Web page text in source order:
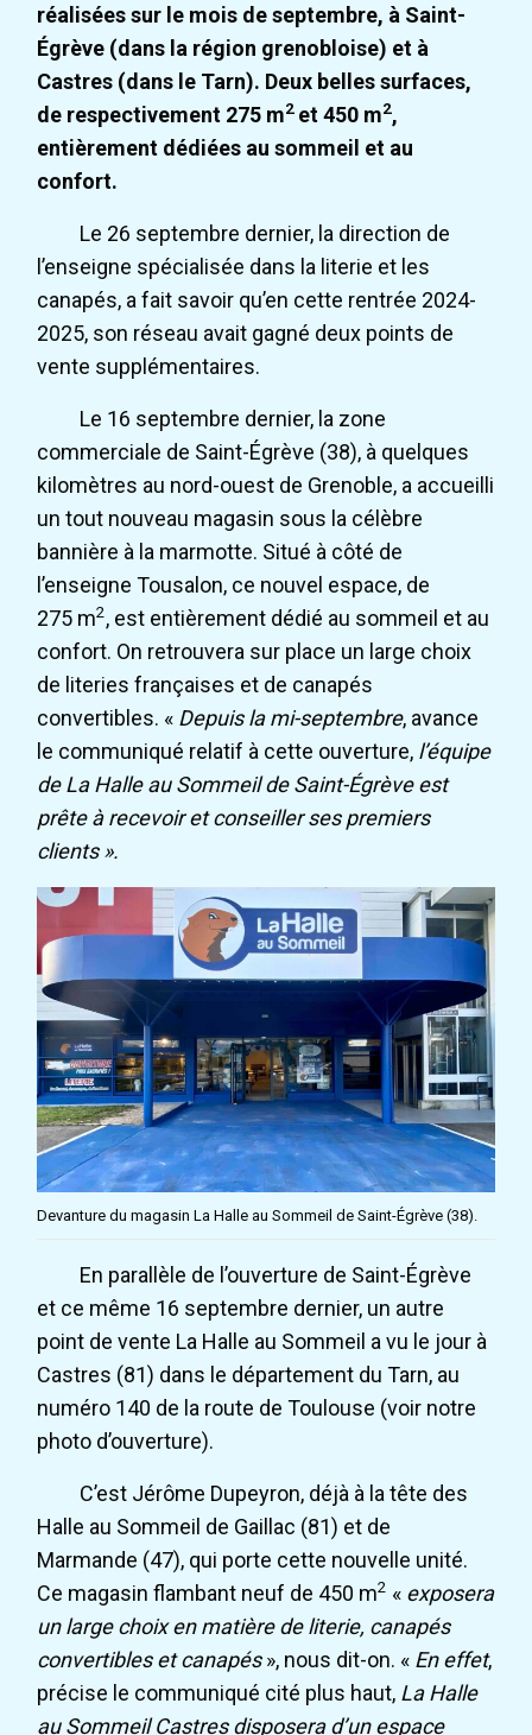
réalisées sur le mois de septembre, à Saint-
Égrève (dans la région grenobloise) et à
Castres (dans le Tarn). Deux belles surfaces,
de respectivement 275 m2 et 450 m2,
entièrement dédiées au sommeil et au
confort.
Le 26 septembre dernier, la direction de
l’enseigne spécialisée dans la literie et les
canapés, a fait savoir qu’en cette rentrée 2024-
2025, son réseau avait gagné deux points de
vente supplémentaires.
Le 16 septembre dernier, la zone
commerciale de Saint-Égrève (38), à quelques
kilomètres au nord-ouest de Grenoble, a accueilli
un tout nouveau magasin sous la célèbre
bannière à la marmotte. Situé à côté de
l’enseigne Tousalon, ce nouvel espace, de
275 m2, est entièrement dédié au sommeil et au
confort. On retrouvera sur place un large choix
de literies françaises et de canapés
convertibles. « Depuis la mi-septembre, avance
le communiqué relatif à cette ouverture, l’équipe
de La Halle au Sommeil de Saint-Égrève est
prête à recevoir et conseiller ses premiers
clients ».
Devanture du magasin La Halle au Sommeil de Saint-Égrève (38).
En parallèle de l’ouverture de Saint-Égrève
et ce même 16 septembre dernier, un autre
point de vente La Halle au Sommeil a vu le jour à
Castres (81) dans le département du Tarn, au
numéro 140 de la route de Toulouse (voir notre
photo d’ouverture).
C’est Jérôme Dupeyron, déjà à la tête des
Halle au Sommeil de Gaillac (81) et de
Marmande (47), qui porte cette nouvelle unité.
Ce magasin flambant neuf de 450 m2 « exposera
un large choix en matière de literie, canapés
convertibles et canapés», nous dit-on. « En effet,
précise le communiqué cité plus haut, La Halle
au Sommeil Castres disposera d’un espace